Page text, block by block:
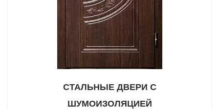
СТАЛЬНЫЕ ДВЕРИ С
ШУМОИЗОЛЯЦИЕЙ